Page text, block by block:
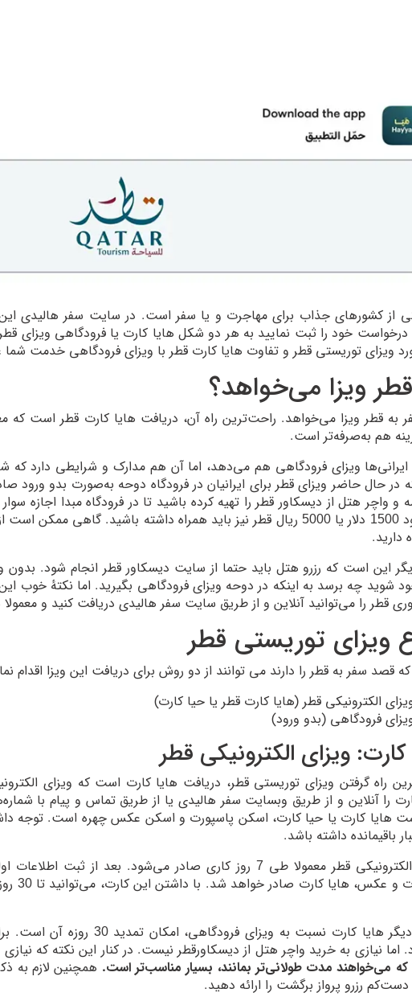
از کشورهای جذاب برای مهاجرت و یا سفر است. در سایت سفر هالیدی
درخواست خود را ثبت نمایید به هر دو شکل هایا کارت یا فرودگاهی ویزای
ویزای توریستی قطر و تفاوت هایا کارت قطر با ویزای فرودگاهی خدمت شما
ویزا می‌خواهد؟
هم به‌صرفه‌تر است.
ایرانی‌ها ویزای فرودگاهی هم می‌دهد، اما آن هم مدارک و شرایطی دارد که
در حال حاضر ویزای قطر برای ایرانیان در فرودگاه دوحه به‌صورت بدو ورود
و واچر هتل از دیسکاور قطر را تهیه کرده باشید تا در فرودگاه مبدا اجازه
در حدود 1500 دلار یا 5000 ریال قطر نیز باید همراه داشته باشید.
دارید.
این است که رزرو هتل باید حتما از سایت دیسکاور قطر انجام شود. بدون
شوید چه برسد به اینکه در دوحه ویزای فرودگاهی بگیرید. اما نکتهٔ خوب
قطر را می‌توانید آنلاین و از طریق سایت سفر هالیدی دریافت کنید و
ویزای توریستی قطر
که قصد سفر به قطر را دارند می توانند از دو روش برای دریافت این ویزا اقدام
الکترونیکی قطر (هایا کارت قطر یا حیا کارت)
فرودگاهی (بدو ورود)
کارت: ویزای الکترونیکی قطر
راه گرفتن ویزای توریستی قطر، دریافت هایا کارت است که ویزای
را آنلاین و از طریق وبسایت سفر هالیدی یا از طریق تماس و پیام با
باقیمانده داشته باشد.
ویزای الکترونیکی قطر معمولا طی 7 روز کاری صادر می‌شود.
برتری دیگر هایا کارت نسبت به
نیازی به خرید واچر هتل از دیسکاورقطر نیست. در کنار این نکته که
می‌خواهند مدت طولانی‌تر بمانند، بسیار مناسب‌تر است. همچنین لازم به
رزرو پرواز برگشت را ارائه دهید.